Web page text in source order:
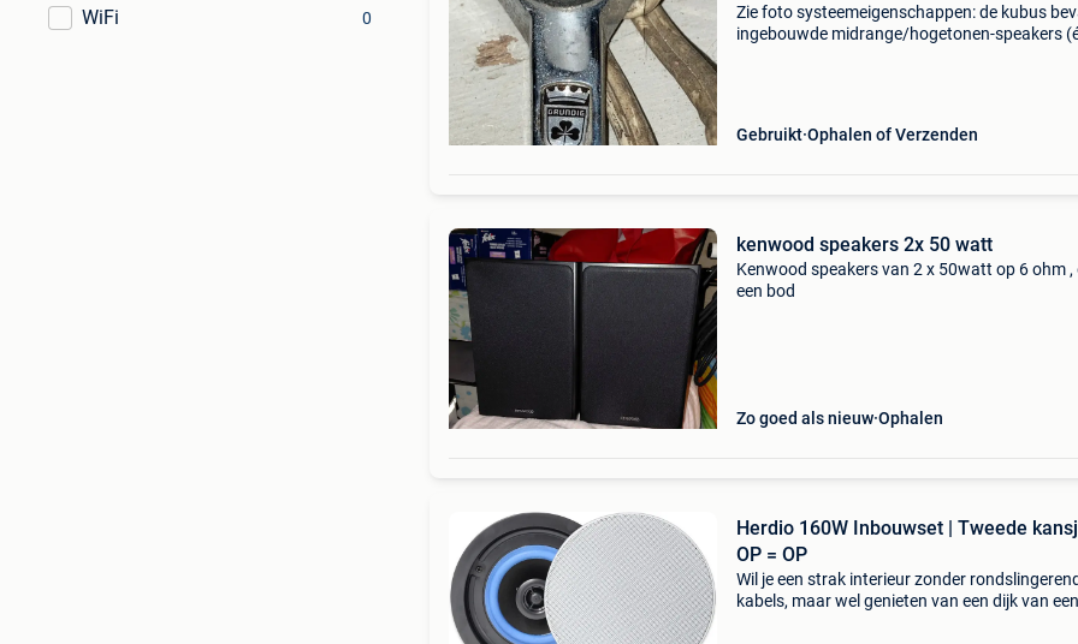
WiFi 0
Zie foto systeemeigenschappen: de kubus
ingebouwde midrange/hogetonen-speakers
Gebruikt Ophalen of Verzenden
kenwood speakers 2x 50 watt
Kenwood speakers van 2 x 50watt op 6 ohm ,
een bod
Zo goed als nieuw Ophalen
Herdio 160W Inbouwset | Tweede
OP = OP
Wil je een strak interieur zonder
kabels, maar wel genieten van een dijk van een